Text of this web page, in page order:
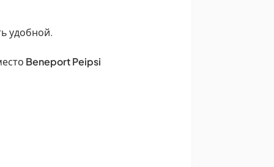
удобной.
Beneport Peipsi